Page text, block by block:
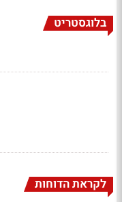
בלוגסטריט
לקראת הדוחות